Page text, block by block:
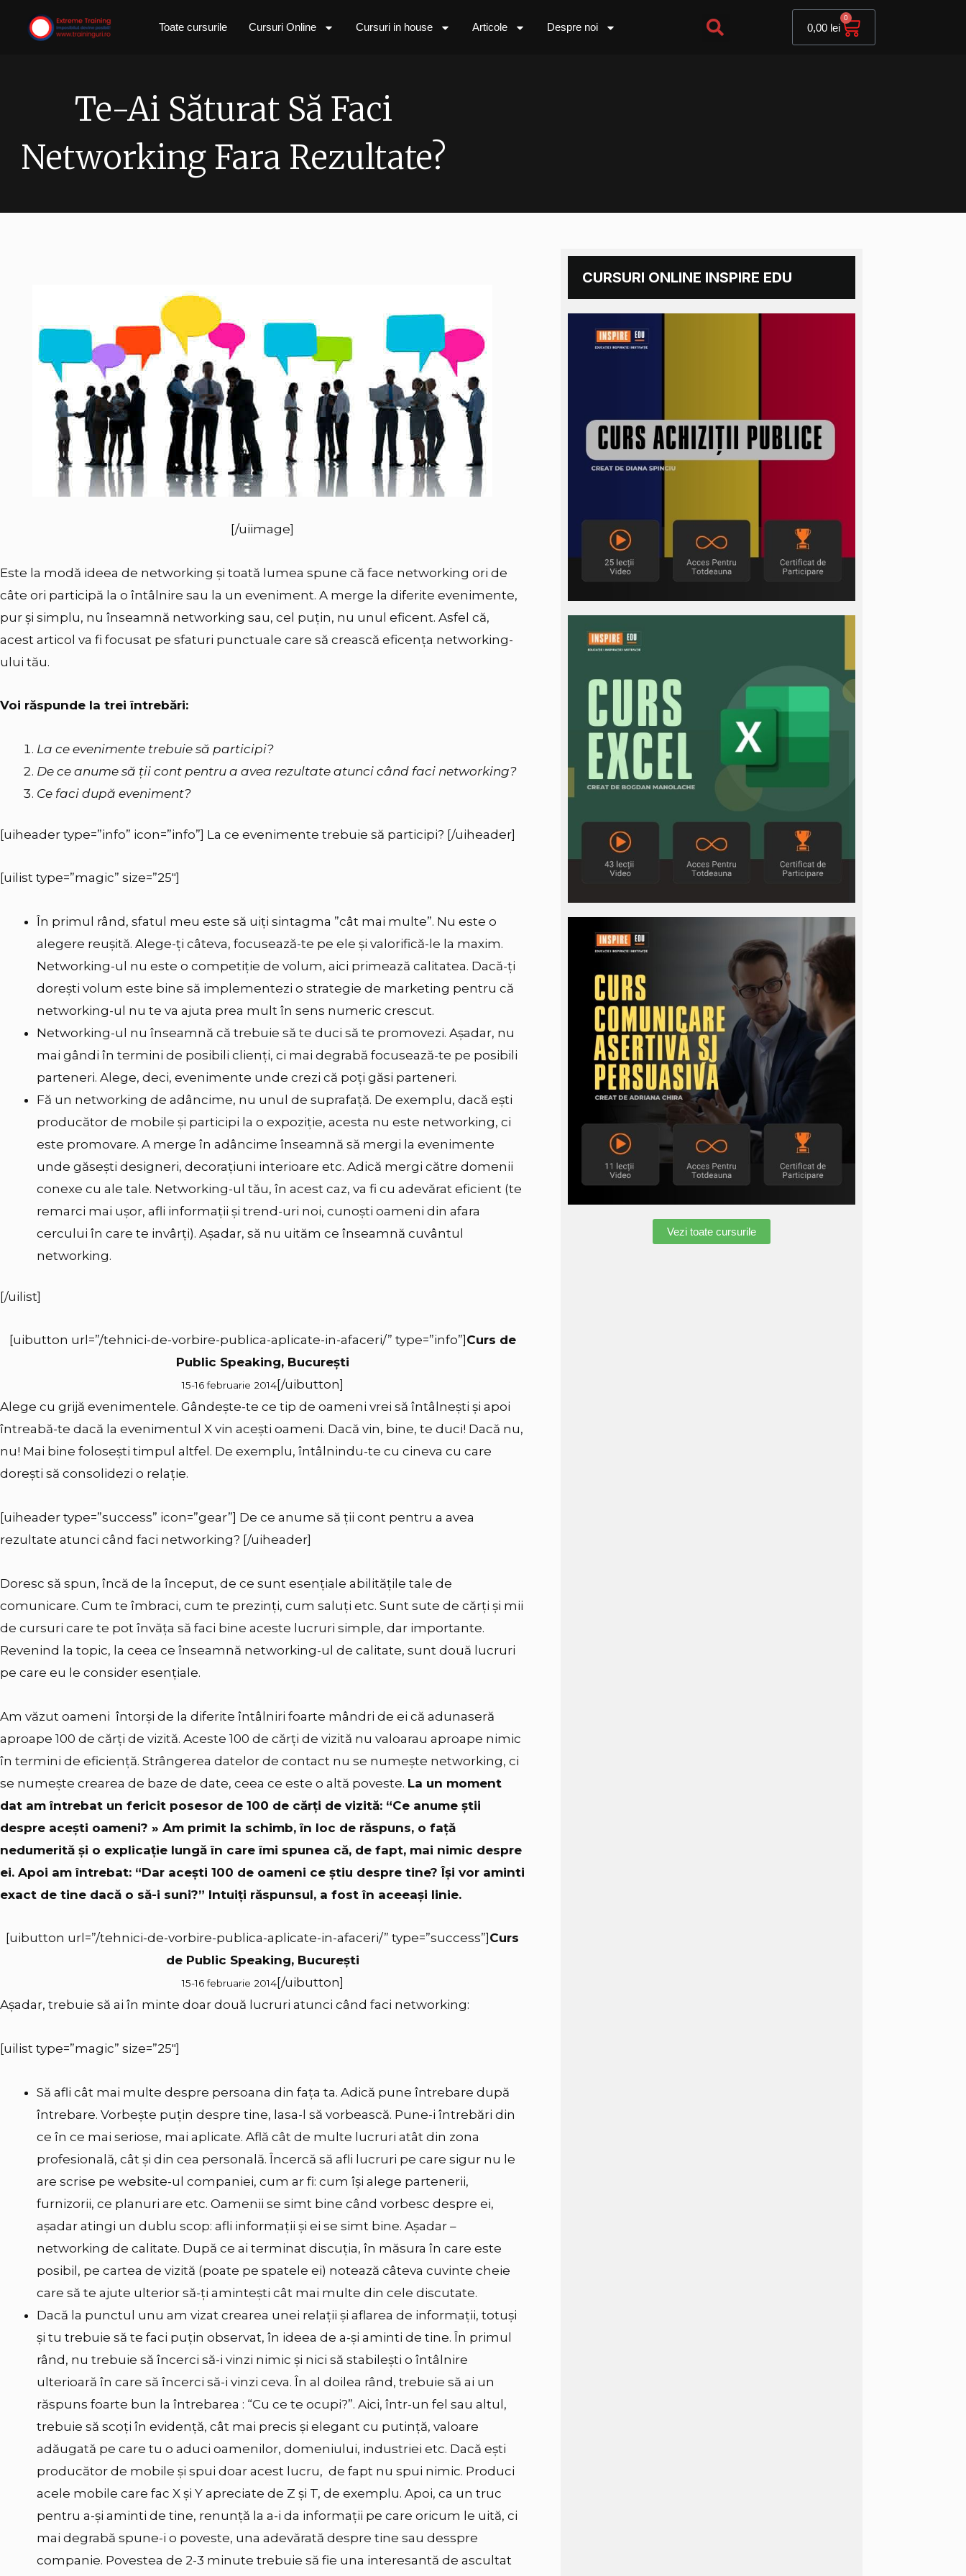
Toate cursurile Cursuri Online Cursuri in house Articole Despre noi 0,00 lei
0
Cart
Te-Ai Săturat Să Faci
Networking Fara Rezultate?
[/uiimage]
Este la modă ideea de networking şi toată lumea spune că face networking ori de
câte ori participă la o întâlnire sau la un eveniment. A merge la diferite evenimente,
pur şi simplu, nu înseamnă networking sau, cel puţin, nu unul eficent. Asfel că,
acest articol va fi focusat pe sfaturi punctuale care să crească eficența networking-
ului tău.
Voi răspunde la trei întrebări:
La ce evenimente trebuie să participi?
De ce anume să ţii cont pentru a avea rezultate atunci când faci networking?
Ce faci după eveniment?
[uiheader type=”info” icon=”info”] La ce evenimente trebuie să participi? [/uiheader]
[uilist type=”magic” size=”25″]
În primul rând, sfatul meu este să uiți sintagma ”cât mai multe”. Nu este o
alegere reușită. Alege-ți câteva, focusează-te pe ele și valorifică-le la maxim.
Networking-ul nu este o competiție de volum, aici primează calitatea. Dacă-ți
dorești volum este bine să implementezi o strategie de marketing pentru că
networking-ul nu te va ajuta prea mult în sens numeric crescut.
Networking-ul nu înseamnă că trebuie să te duci să te promovezi. Așadar, nu
mai gândi în termini de posibili clienți, ci mai degrabă focusează-te pe posibili
parteneri. Alege, deci, evenimente unde crezi că poți găsi parteneri.
Fă un networking de adâncime, nu unul de suprafață. De exemplu, dacă ești
producător de mobile și participi la o expoziție, acesta nu este networking, ci
este promovare. A merge în adâncime înseamnă să mergi la evenimente
unde găsești designeri, decorațiuni interioare etc. Adică mergi către domenii
conexe cu ale tale. Networking-ul tău, în acest caz, va fi cu adevărat eficient (te
remarci mai ușor, afli informații și trend-uri noi, cunoști oameni din afara
cercului în care te invârți). Așadar, să nu uităm ce înseamnă cuvântul
networking.
[/uilist]
[uibutton url=”/tehnici-de-vorbire-publica-aplicate-in-afaceri/” type=”info”] Curs de
Public Speaking, Bucureşti
15-16 februarie 2014[/uibutton]
Alege cu grijă evenimentele. Gândește-te ce tip de oameni vrei să întâlnești și apoi
întreabă-te dacă la evenimentul X vin acești oameni. Dacă vin, bine, te duci! Dacă nu,
nu! Mai bine folosești timpul altfel. De exemplu, întâlnindu-te cu cineva cu care
dorești să consolidezi o relație.
[uiheader type=”success” icon=”gear”] De ce anume să ţii cont pentru a avea
rezultate atunci când faci networking? [/uiheader]
Doresc să spun, încă de la început, de ce sunt esențiale abilitățile tale de
comunicare. Cum te îmbraci, cum te prezinţi, cum saluți etc. Sunt sute de cărți şi mii
de cursuri care te pot învăța să faci bine aceste lucruri simple, dar importante.
Revenind la topic, la ceea ce înseamnă networking-ul de calitate, sunt două lucruri
pe care eu le consider esențiale.
Am văzut oameni întorși de la diferite întâlniri foarte mândri de ei că adunaseră
aproape 100 de cărți de vizită. Aceste 100 de cărți de vizită nu valoarau aproape nimic
în termini de eficiență. Strângerea datelor de contact nu se numește networking, ci
se numește crearea de baze de date, ceea ce este o altă poveste. La un moment
dat am întrebat un fericit posesor de 100 de cărţi de vizită: “Ce anume știi
despre acești oameni? » Am primit la schimb, în loc de răspuns, o faţă
nedumerită și o explicaţie lungă în care îmi spunea că, de fapt, mai nimic despre
ei. Apoi am întrebat: “Dar acești 100 de oameni ce știu despre tine? Își vor aminti
exact de tine dacă o să-i suni?” Intuiţi răspunsul, a fost în aceeași linie.
[uibutton url=”/tehnici-de-vorbire-publica-aplicate-in-afaceri/” type=”success”] Curs
de Public Speaking, Bucureşti
15-16 februarie 2014[/uibutton]
Așadar, trebuie să ai în minte doar două lucruri atunci când faci networking:
[uilist type=”magic” size=”25″]
Să afli cât mai multe despre persoana din fața ta. Adică pune întrebare după
întrebare. Vorbește puțin despre tine, lasa-l să vorbească. Pune-i întrebări din
ce în ce mai seriose, mai aplicate. Află cât de multe lucruri atât din zona
profesională, cât şi din cea personală. Încercă să afli lucruri pe care sigur nu le
are scrise pe website-ul companiei, cum ar fi: cum îşi alege partenerii,
furnizorii, ce planuri are etc. Oamenii se simt bine când vorbesc despre ei,
așadar atingi un dublu scop: afli informații și ei se simt bine. Așadar –
networking de calitate. După ce ai terminat discuția, în măsura în care este
posibil, pe cartea de vizită (poate pe spatele ei) notează câteva cuvinte cheie
care să te ajute ulterior să-ți amintești cât mai multe din cele discutate.
Dacă la punctul unu am vizat crearea unei relații și aflarea de informații, totuși
și tu trebuie să te faci puțin observat, în ideea de a-și aminti de tine. În primul
rând, nu trebuie să încerci să-i vinzi nimic și nici să stabilești o întâlnire
ulterioară în care să încerci să-i vinzi ceva. În al doilea rând, trebuie să ai un
răspuns foarte bun la întrebarea : “Cu ce te ocupi?”. Aici, într-un fel sau altul,
trebuie să scoți în evidență, cât mai precis și elegant cu putinţă, valoare
adăugată pe care tu o aduci oamenilor, domeniului, industriei etc. Dacă ești
producător de mobile și spui doar acest lucru, de fapt nu spui nimic. Produci
acele mobile care fac X şi Y apreciate de Z şi T, de exemplu. Apoi, ca un truc
pentru a-și aminti de tine, renunță la a-i da informații pe care oricum le uită, ci
mai degrabă spune-i o poveste, una adevărată despre tine sau desspre
companie. Povestea de 2-3 minute trebuie să fie una interesantă de ascultat
CURSURI ONLINE INSPIRE EDU
Vezi toate cursurile